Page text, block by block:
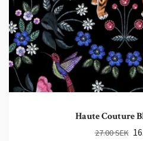
Haute Couture
27.00 SEK